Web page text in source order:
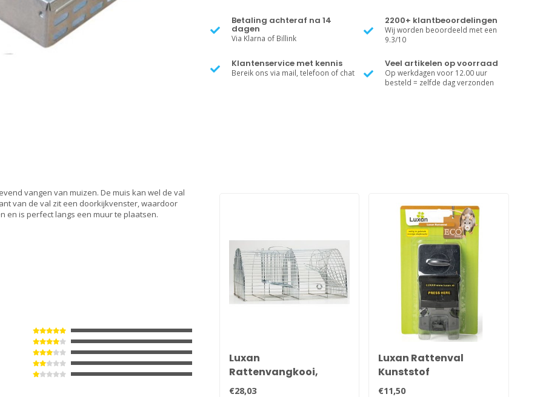
Betaling achteraf na 14
dagen
Via Klarna of Billink
2200+ klantbeoordelingen
Wij worden beoordeeld met een
9.3/10
Klantenservice met kennis
Bereik ons via mail, telefoon of chat
Veel artikelen op voorraad
Op werkdagen voor 12.00 uur
besteld = zelfde dag verzonden
vangen van muizen. De muis kan wel de val
van de val zit een doorkijkvenster, waardoor
en is perfect langs een muur te plaatsen.
Luxan
Rattenvangkooi,
tegen ratten
€28,03
Luxan Rattenval
Kunststof
€11,50